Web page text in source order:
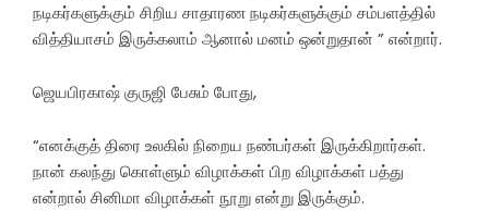
நடிகர்களுக்கும் சிறிய சாதாரண நடிகர்களுக்கும் சம்பளத்தில்
வித்தியாசம் இருக்கலாம் ஆனால் மனம் ஒன்றுதான் ” என்றார்.
ஜெயபிரகாஷ் குருஜி பேசும் போது,
“எனக்குத் திரை உலகில் நிறைய நண்பர்கள் இருக்கிறார்கள்.
நான் கலந்து கொள்ளும் விழாக்கள் பிற விழாக்கள் பத்து
என்றால் சினிமா விழாக்கள் நூறு என்று இருக்கும்.